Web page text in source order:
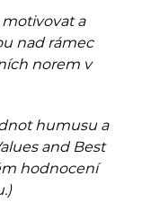
a
nad rámec
norem v
humusu a
and Best
hodnocení